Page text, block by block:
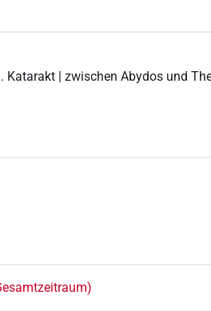
| zwischen Abydos und